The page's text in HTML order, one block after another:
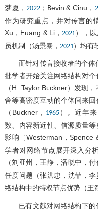
梦夏， 2022；Bevin & Cinu，
作为研究重点，并对传言的
Xu，Huang & Li， 2021），
员机制（汤景泰， 2021）均有
而针对传言接收者的个
批学者开始关注网络结构对
（H. Taylor Buckner）发现
舍等高密度互动的个体间来
（Buckner， 1965 ）。近年
数、内容新近性、信源质量
影响（Westerman，Spence
学者对网络节点展开深入分
（刘亚州，王静，潘晓中，付
任度问题（张洪忠，沈菲，李
络结构中的特权节点优势（王
已有文献对网络结构下